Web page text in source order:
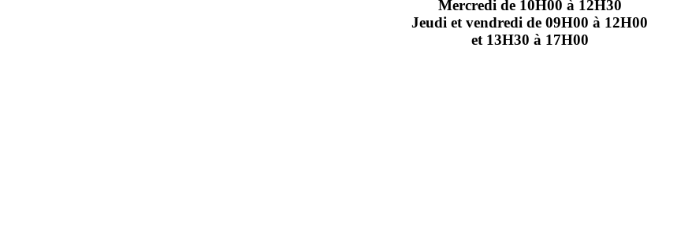
Mercredi de 10H00 à 12H30
Jeudi et vendredi de 09H00 à 12H00
et 13H30 à 17H00